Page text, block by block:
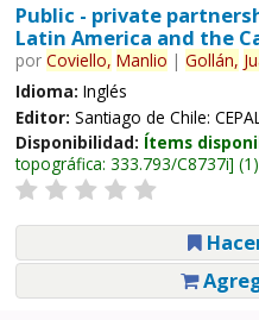
Public - private
Latin America and the
por Coviello, Manlio | Gollán,
Idioma: Inglés
Editor: Santiago de Chile:
Disponibilidad: Ítems
topográfica: 333.793/C8737i